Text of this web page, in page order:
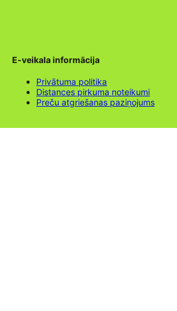
E-veikala informācija
Privātuma politika
Distances pirkuma noteikumi
Preču atgriešanas paziņojums